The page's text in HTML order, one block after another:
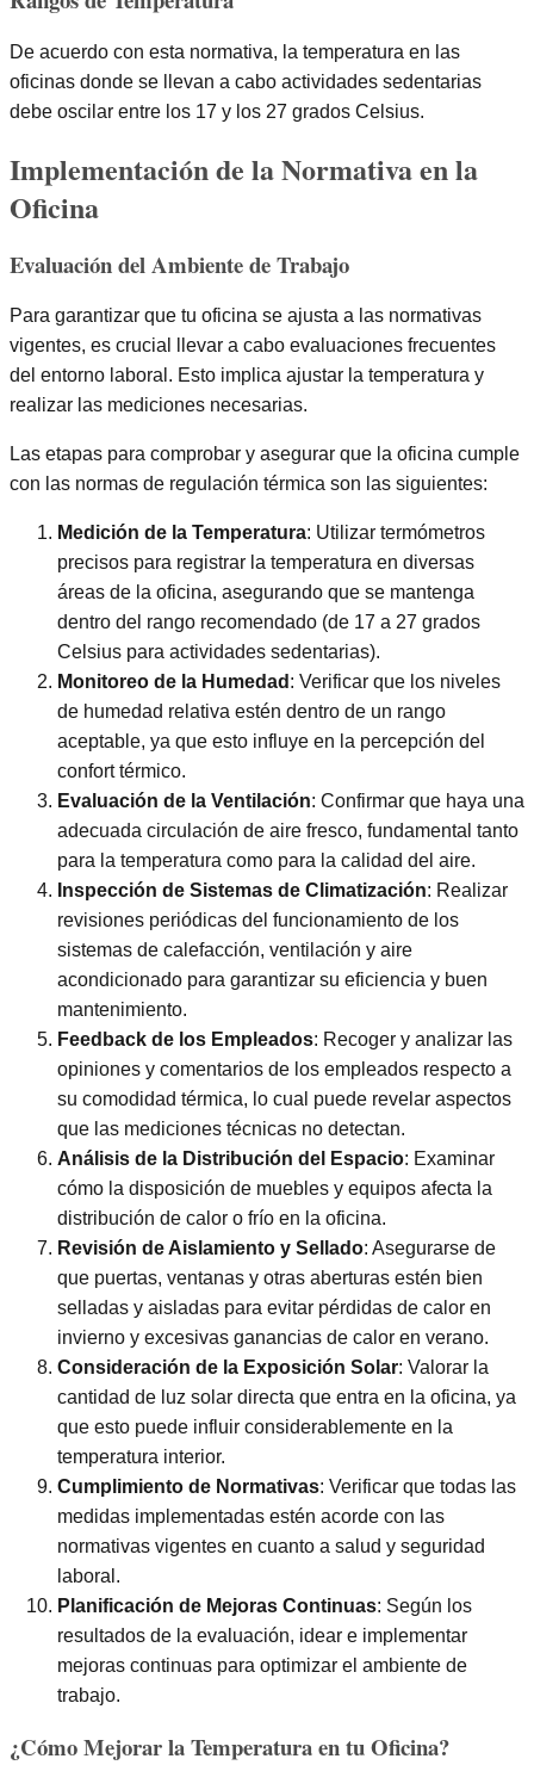
De acuerdo con esta normativa, la temperatura en las
oficinas donde se llevan a cabo actividades sedentarias
debe oscilar entre los 17 y los 27 grados Celsius.
Implementación de la Normativa en la
Oficina
Evaluación del Ambiente de Trabajo
Para garantizar que tu oficina se ajusta a las normativas
vigentes, es crucial llevar a cabo evaluaciones frecuentes
del entorno laboral. Esto implica ajustar la temperatura y
realizar las mediciones necesarias.
Las etapas para comprobar y asegurar que la oficina cumple
con las normas de regulación térmica son las siguientes:
Medición de la Temperatura: Utilizar termómetros
precisos para registrar la temperatura en diversas
áreas de la oficina, asegurando que se mantenga
dentro del rango recomendado (de 17 a 27 grados
Celsius para actividades sedentarias).
Monitoreo de la Humedad : Verificar que los niveles
de humedad relativa estén dentro de un rango
aceptable, ya que esto influye en la percepción del
confort térmico.
Evaluación de la Ventilación: Confirmar que haya una
adecuada circulación de aire fresco, fundamental tanto
para la temperatura como para la calidad del aire.
Inspección de Sistemas de Climatización: Realizar
revisiones periódicas del funcionamiento de los
sistemas de calefacción, ventilación y aire
acondicionado para garantizar su eficiencia y buen
mantenimiento.
Feedback de los Empleados: Recoger y analizar las
opiniones y comentarios de los empleados respecto a
su comodidad térmica, lo cual puede revelar aspectos
que las mediciones técnicas no detectan.
Análisis de la Distribución del Espacio: Examinar
cómo la disposición de muebles y equipos afecta la
distribución de calor o frío en la oficina.
Revisión de Aislamiento y Sellado: Asegurarse de
que puertas, ventanas y otras aberturas estén bien
selladas y aisladas para evitar pérdidas de calor en
invierno y excesivas ganancias de calor en verano.
Consideración de la Exposición Solar: Valorar la
cantidad de luz solar directa que entra en la oficina, ya
que esto puede influir considerablemente en la
temperatura interior.
Cumplimiento de Normativas: Verificar que todas las
medidas implementadas estén acorde con las
normativas vigentes en cuanto a salud y seguridad
laboral.
Planificación de Mejoras Continuas: Según los
resultados de la evaluación, idear e implementar
mejoras continuas para optimizar el ambiente de
trabajo.
¿Cómo Mejorar la Temperatura en tu Oficina?